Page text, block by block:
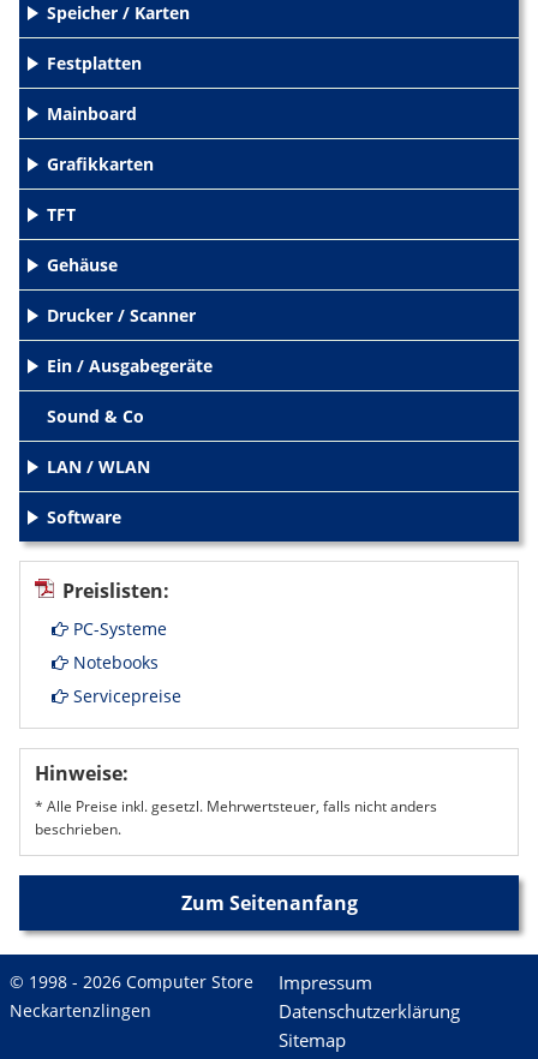
+Speicher / Karten
Festplatten
Mainboard
+Grafikkarten
TFT
+Gehäuse
Drucker / Scanner
Ein / Ausgabegeräte
Sound & Co
LAN / WLAN
+Software
Preislisten:
PC-Systeme
Notebooks
Servicepreise
Hinweise:
* Alle Preise inkl. gesetzl. Mehrwertsteuer, falls nicht anders
beschrieben.
Zum Seitenanfang
© 1998 - 2026 Computer Store
Neckartenzlingen
Impressum
Datenschutzerklärung
Sitemap